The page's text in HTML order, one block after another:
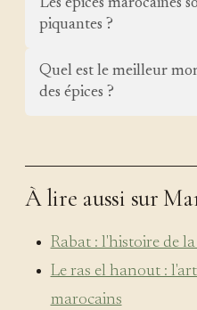
Les épices marocaines
piquantes ?
Quel est le meilleur
des épices ?
À lire aussi sur
Rabat : l'histoire de
Le ras el hanout :
marocains